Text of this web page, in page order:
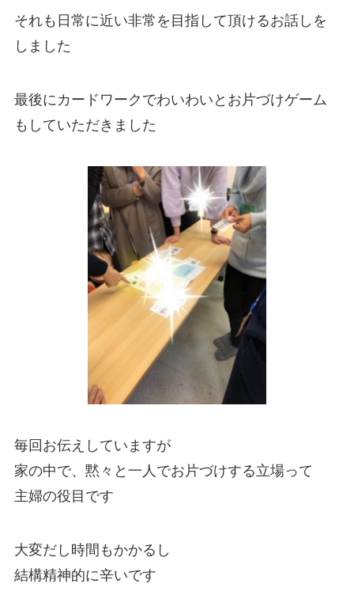
それも日常に近い非常を目指して頂けるお話しを
しました
最後にカードワークでわいわいとお片づけゲーム
もしていただきました
毎回お伝えしていますが
家の中で、黙々と一人でお片づけする立場って
主婦の役目です
大変だし時間もかかるし
結構精神的に辛いです